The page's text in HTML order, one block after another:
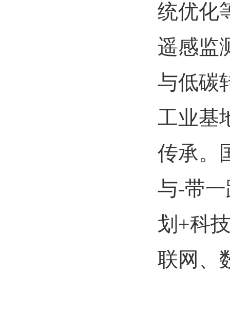
统优化
遥感监
与低碳
工业基
传承。
与-带
划+科
联网、